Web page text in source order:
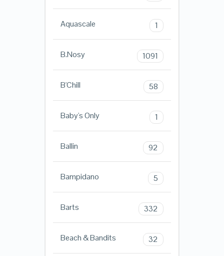
Aquascale 1
B.Nosy 1091
B'Chill 58
Baby's Only 1
Ballin 92
Bampidano 5
Barts 332
Beach & Bandits 32